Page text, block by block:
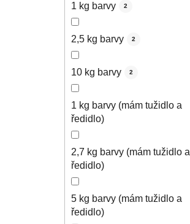
1 kg barvy 2
2,5 kg barvy 2
10 kg barvy 2
1 kg barvy (mám tužidlo a
ředidlo)
2,7 kg barvy (mám tužidlo a
ředidlo)
5 kg barvy (mám tužidlo a
ředidlo)